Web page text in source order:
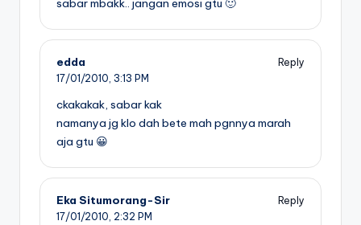
sabar mbakk.. jangan emosi gtu 🙂
edda
Reply
17/01/2010, 3:13 PM
ckakakak, sabar kak
namanya jg klo dah bete mah pgnnya marah
aja gtu 😀
Eka Situmorang-Sir
Reply
17/01/2010, 2:32 PM